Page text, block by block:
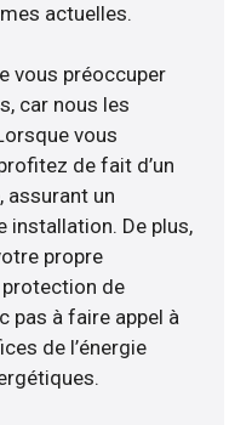
actuelles.
vous préoccuper
car nous les
vous
de fait d’un
assurant un
installation. De plus,
propre
de
pas à faire appel à
de l’énergie